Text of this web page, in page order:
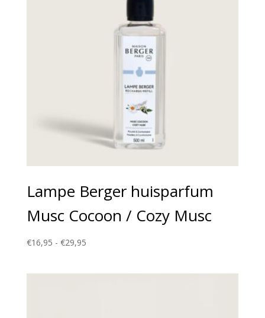
Lampe Berger huisparfum
Musc Cocoon / Cozy Musc
€16,95 - €29,95Prijsklasse: